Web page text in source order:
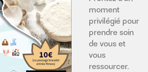
moment
privilégié pour
prendre soin
de vous et
vous
ressourcer.